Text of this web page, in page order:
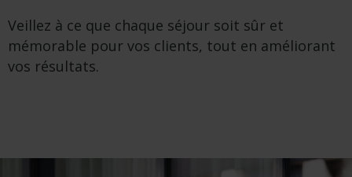
Veillez à ce que chaque séjour soit sûr et
mémorable pour vos clients, tout en améliorant
vos résultats.